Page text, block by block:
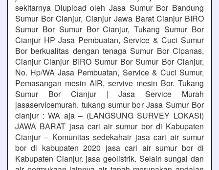
sekitarnya Diupload oleh Jasa Sumur Bor Bandung
Sumur Bor Cianjur, Cianjur Jawa Barat Cianjur BIRO
Sumur Bor Sumur Bor Cianjur, Tukang Sumur Bor
Cianjur HP Jasa Pembuatan, Service & Cuci Sumur
Bor berkualitas dengan tenaga Sumur Bor Cipanas,
Cianjur Cianjur BIRO Sumur Bor Sumur Bor Cianjur,
No. Hp/WA Jasa Pembuatan, Service & Cuci Sumur,
Pemasangan mesin AIR, servive mesin Bor. Tukang
Sumur Bor Cianjur | Jasa Service Murah
jasaservicemurah. tukang sumur bor Jasa Sumur Bor
cianjur : WA aja – (LANGSUNG SURVEY LOKASI)
JAWA BARAT jasa cari air sumur bor di Kabupaten
Cianjur – Komunitas sedekahair jasa cari air sumur
bor di kabupaten 2020 jasa cari air sumur bor di
Kabupaten Cianjur. jasa geolistrik. Selain sungai dan